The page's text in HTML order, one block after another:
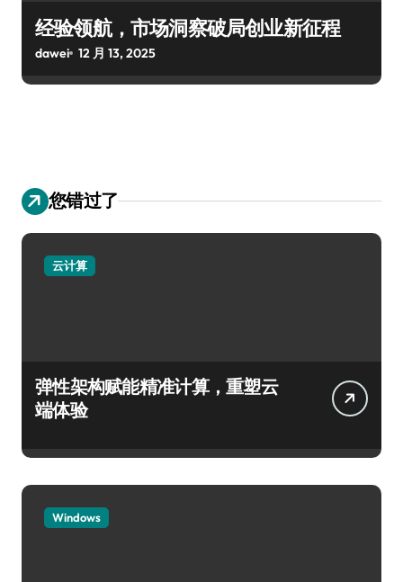
经验领航，市场洞察破局创业新征程
dawei 12 月 13, 2025
您错过了
云计算
弹性架构赋能精准计算，重塑云
端体验
Windows